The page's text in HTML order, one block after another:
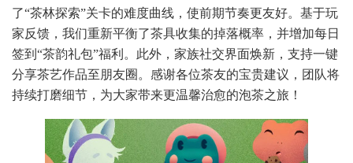
了“茶林探索”关卡的难度曲线，使前期节奏更友好。基于玩
家反馈，我们重新平衡了茶具收集的掉落概率，并增加每日
签到“茶韵礼包”福利。此外，家族社交界面焕新，支持一键
分享茶艺作品至朋友圈。感谢各位茶友的宝贵建议，团队将
持续打磨细节，为大家带来更温馨治愈的泡茶之旅！